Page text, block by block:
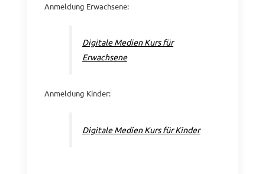
Anmeldung Erwachsene:
Digitale Medien Kurs für
Erwachsene
Anmeldung Kinder:
Digitale Medien Kurs für Kinder